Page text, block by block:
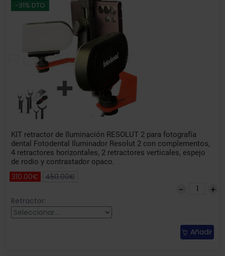
-31% DTO
KIT retractor de Iluminación RESOLUT 2 para fotografía
dental Fotodental Iluminador Resolut 2 con complementos,
4 retractores horizontales, 2 retractores verticales, espejo
de rodio y contrastador opaco.
310.00€ 450.00€
Retractor:
Añadir